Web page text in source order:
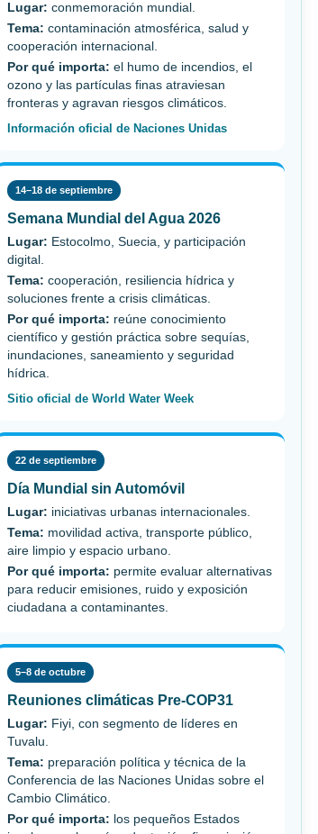
Lugar: conmemoración mundial.
Tema: contaminación atmosférica, salud y
cooperación internacional.
Por qué importa: el humo de incendios, el
ozono y las partículas finas atraviesan
fronteras y agravan riesgos climáticos.
Información oficial de Naciones Unidas
14–18 de septiembre
Semana Mundial del Agua 2026
Lugar: Estocolmo, Suecia, y participación
digital.
Tema: cooperación, resiliencia hídrica y
soluciones frente a crisis climáticas.
Por qué importa: reúne conocimiento
científico y gestión práctica sobre sequías,
inundaciones, saneamiento y seguridad
hídrica.
Sitio oficial de World Water Week
22 de septiembre
Día Mundial sin Automóvil
Lugar: iniciativas urbanas internacionales.
Tema: movilidad activa, transporte público,
aire limpio y espacio urbano.
Por qué importa: permite evaluar alternativas
para reducir emisiones, ruido y exposición
ciudadana a contaminantes.
5–8 de octubre
Reuniones climáticas Pre-COP31
Lugar: Fiyi, con segmento de líderes en
Tuvalu.
Tema: preparación política y técnica de la
Conferencia de las Naciones Unidas sobre el
Cambio Climático.
Por qué importa: los pequeños Estados